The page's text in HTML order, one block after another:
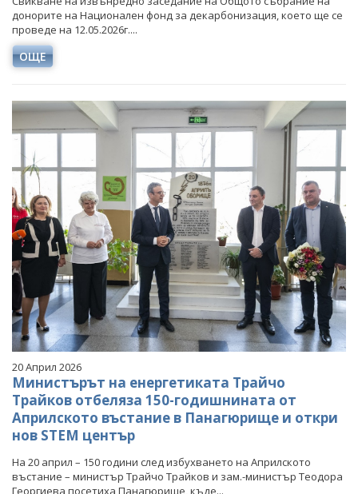
донорите на Национален фонд за декарбонизация, което ще се
проведе на 12.05.2026г....
ОЩЕ
20 Април 2026
Министърът на енергетиката Трайчо
Трайков отбеляза 150-годишнината от
Априлското въстание в Панагюрище и откри
нов STEM център
На 20 април – 150 години след избухването на Априлското
въстание – министър Трайчо Трайков и зам.-министър Теодора
Георгиева посетиха Панагюрище, къде...